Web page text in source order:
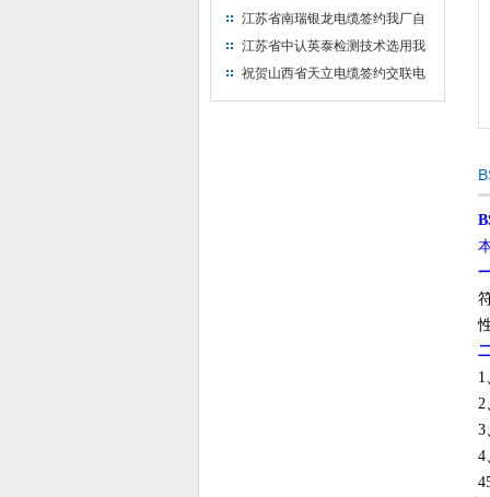
省苏州市安信塑业选用
江苏省南瑞银龙电缆签约我厂自
然换气老化箱等电缆检测设备
江苏省中认英泰检测技术选用我
厂自然换气老化试验箱
祝贺山西省天立电缆签约交联电
1
2
3
4